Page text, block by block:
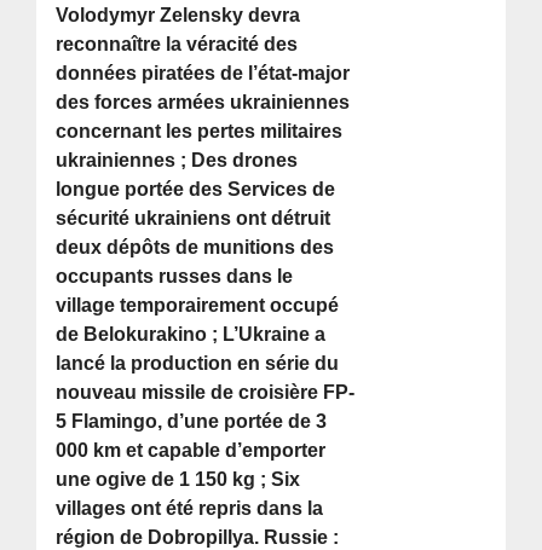
Volodymyr Zelensky devra
reconnaître la véracité des
données piratées de l’état-major
des forces armées ukrainiennes
concernant les pertes militaires
ukrainiennes ; Des drones
longue portée des Services de
sécurité ukrainiens ont détruit
deux dépôts de munitions des
occupants russes dans le
village temporairement occupé
de Belokurakino ; L’Ukraine a
lancé la production en série du
nouveau missile de croisière FP-
5 Flamingo, d’une portée de 3
000 km et capable d’emporter
une ogive de 1 150 kg ; Six
villages ont été repris dans la
région de Dobropillya. Russie :